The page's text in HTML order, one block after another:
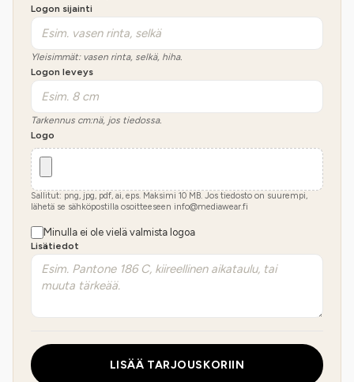
Logon sijainti
Yleisimmät: vasen rinta, selkä, hiha.
Logon leveys
Tarkennus cm:nä, jos tiedossa.
Logo
Sallitut: png, jpg, pdf, ai, eps. Maksimi 10 MB. Jos tiedosto on suurempi,
lähetä se sähköpostilla osoitteeseen info@mediawear.fi
Minulla ei ole vielä valmista logoa
Lisätiedot
LISÄÄ TARJOUSKORIIN